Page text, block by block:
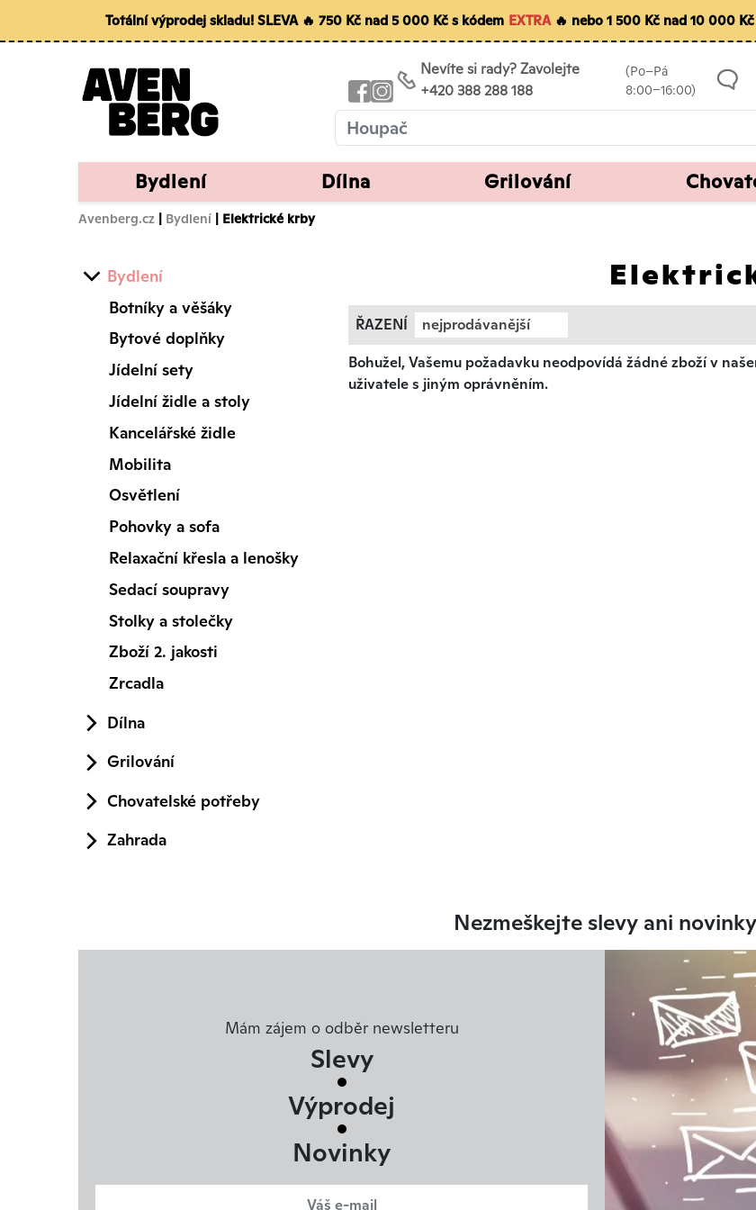
Totální výprodej skladu! SLEVA 🔥 750 Kč nad 5 000 Kč s kódem EXTRA🔥 nebo 1 500 Kč nad 10 000
Nevíte si rady? Zavolejte
+420 388 288 188
(Po–Pá
8:00–16:00)
Bydlení Dílna Grilování
Avenberg.cz | Bydlení | Elektrické krby
Bydlení
Botníky a věšáky
Bytové doplňky
Jídelní sety
Jídelní židle a stoly
Kancelářské židle
Mobilita
Osvětlení
Pohovky a sofa
Relaxační křesla a lenošky
Sedací soupravy
Stolky a stolečky
Zboží 2. jakosti
Zrcadla
Dílna
Grilování
Chovatelské potřeby
Zahrada
ŘAZENÍ
nejprodávanější
Bohužel, Vašemu požadavku neodpovídá žádné zboží v
uživatele s jiným oprávněním.
Nezmeškejte slevy ani novinky
Mám zájem o odběr newsletteru
Slevy
Výprodej
Novinky